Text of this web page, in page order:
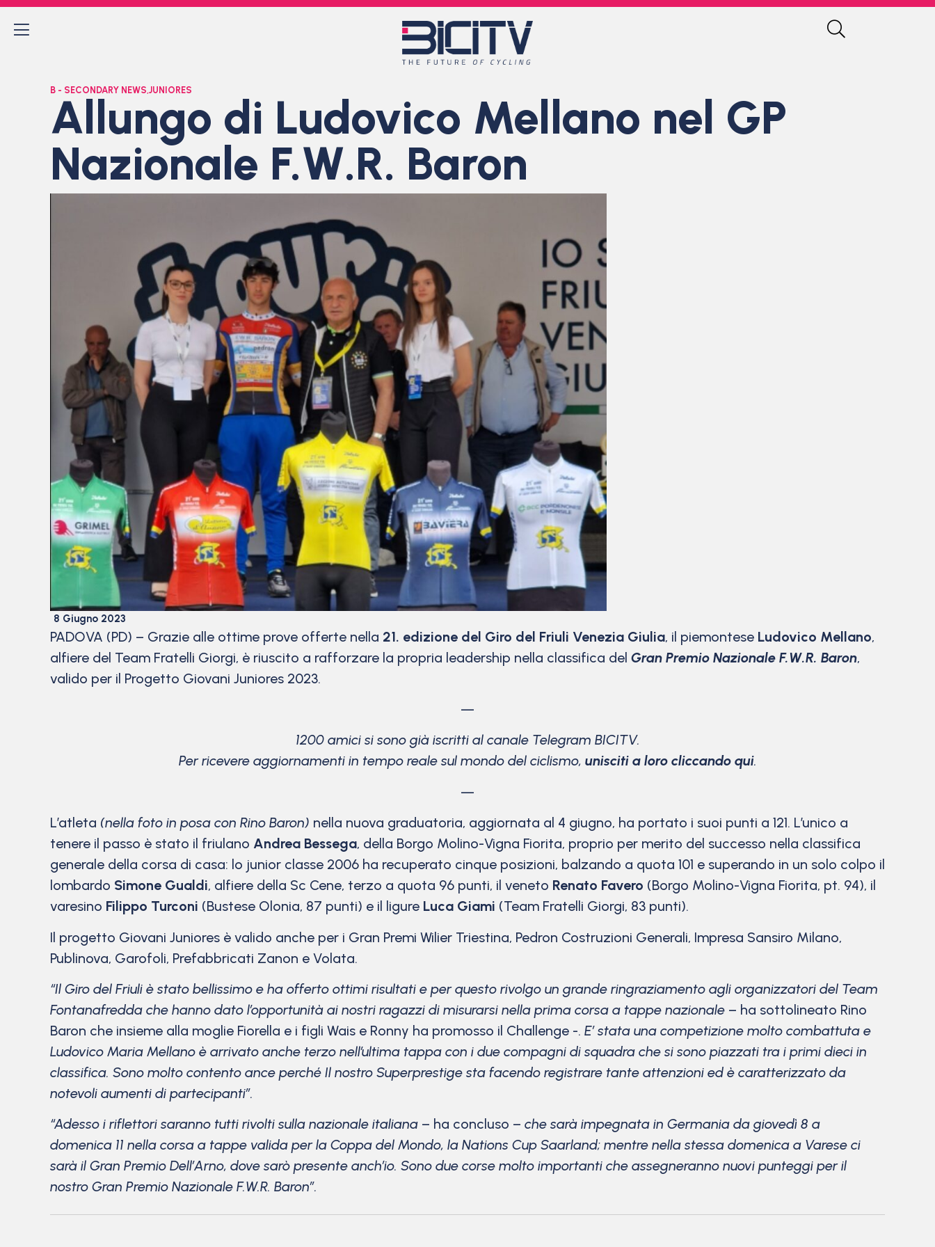
B - SECONDARY NEWS,JUNIORES
Allungo di Ludovico Mellano nel GP
Nazionale F.W.R. Baron
8 Giugno 2023
PADOVA (PD) – Grazie alle ottime prove offerte nella 21. edizione del Giro del Friuli Venezia Giulia, il piemontese Ludovico Mellano,
alfiere del Team Fratelli Giorgi, è riuscito a rafforzare la propria leadership nella classifica del Gran Premio Nazionale F.W.R. Baron,
valido per il Progetto Giovani Juniores 2023.
—
1200 amici si sono già iscritti al canale Telegram BICITV.
Per ricevere aggiornamenti in tempo reale sul mondo del ciclismo, unisciti a loro cliccando qui.
—
L’atleta (nella foto in posa con Rino Baron) nella nuova graduatoria, aggiornata al 4 giugno, ha portato i suoi punti a 121. L’unico a
tenere il passo è stato il friulano Andrea Bessega, della Borgo Molino-Vigna Fiorita, proprio per merito del successo nella classifica
generale della corsa di casa: lo junior classe 2006 ha recuperato cinque posizioni, balzando a quota 101 e superando in un solo colpo il
lombardo Simone Gualdi, alfiere della Sc Cene, terzo a quota 96 punti, il veneto Renato Favero (Borgo Molino-Vigna Fiorita, pt. 94), il
varesino Filippo Turconi (Bustese Olonia, 87 punti) e il ligure Luca Giami (Team Fratelli Giorgi, 83 punti).
Il progetto Giovani Juniores è valido anche per i Gran Premi Wilier Triestina, Pedron Costruzioni Generali, Impresa Sansiro Milano,
Publinova, Garofoli, Prefabbricati Zanon e Volata.
“Il Giro del Friuli è stato bellissimo e ha offerto ottimi risultati e per questo rivolgo un grande ringraziamento agli organizzatori del Team
Fontanafredda che hanno dato l’opportunità ai nostri ragazzi di misurarsi nella prima corsa a tappe nazionale – ha sottolineato Rino
Baron che insieme alla moglie Fiorella e i figli Wais e Ronny ha promosso il Challenge -. E’ stata una competizione molto combattuta e
Ludovico Maria Mellano è arrivato anche terzo nell’ultima tappa con i due compagni di squadra che si sono piazzati tra i primi dieci in
classifica. Sono molto contento ance perché Il nostro Superprestige sta facendo registrare tante attenzioni ed è caratterizzato da
notevoli aumenti di partecipanti”.
“Adesso i riflettori saranno tutti rivolti sulla nazionale italiana – ha concluso – che sarà impegnata in Germania da giovedì 8 a
domenica 11 nella corsa a tappe valida per la Coppa del Mondo, la Nations Cup Saarland; mentre nella stessa domenica a Varese ci
sarà il Gran Premio Dell’Arno, dove sarò presente anch’io. Sono due corse molto importanti che assegneranno nuovi punteggi per il
nostro Gran Premio Nazionale F.W.R. Baron”.